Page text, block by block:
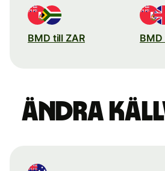
BMD till ZAR BMD
Ändra